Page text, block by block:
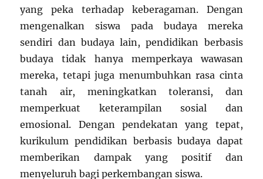
yang peka terhadap keberagaman. Dengan
mengenalkan siswa pada budaya mereka
sendiri dan budaya lain, pendidikan berbasis
budaya tidak hanya memperkaya wawasan
mereka, tetapi juga menumbuhkan rasa cinta
tanah air, meningkatkan toleransi, dan
memperkuat keterampilan sosial dan
emosional. Dengan pendekatan yang tepat,
kurikulum pendidikan berbasis budaya dapat
memberikan dampak yang positif dan
menyeluruh bagi perkembangan siswa.